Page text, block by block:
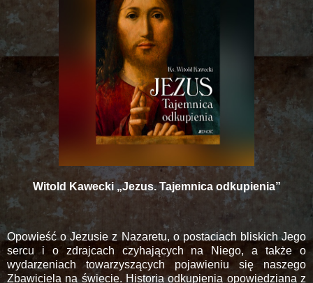
Witold Kawecki „Jezus. Tajemnica odkupienia”
Opowieść o Jezusie z Nazaretu, o postaciach bliskich Jego
sercu i o zdrajcach czyhających na Niego, a także o
wydarzeniach towarzyszących pojawieniu się naszego
Zbawiciela na świecie. Historia odkupienia opowiedziana z